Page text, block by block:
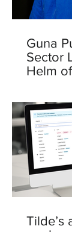
Guna
Sector
Helm
Tilde’s